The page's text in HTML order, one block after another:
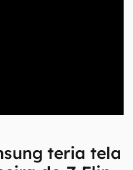
teria tela